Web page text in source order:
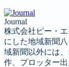
Journal
株式会社ピー・
にした地域新聞
域新聞以外には
作、プロッター